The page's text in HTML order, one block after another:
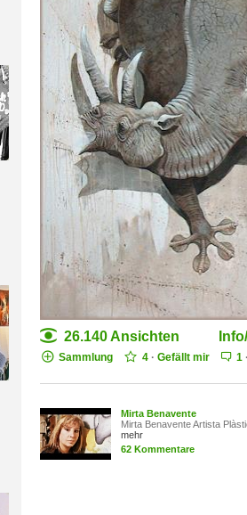
26.140 Ansichten
Sammlung 4 · Gefällt mir 1
Mirta Benavente
Mirta Benavente Artista
mehr
62 Kommentare